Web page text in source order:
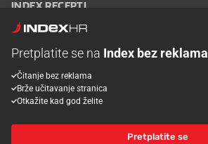
INDEX RECEPTI
Oglašavanje Zaposli se na Indexu
korištenja
Postavke kolačića
Pretplatite se na Index bez reklama
Čitanje bez reklama
Brže učitavanje stranica
Otkažite kad god želite
Pretplatite se